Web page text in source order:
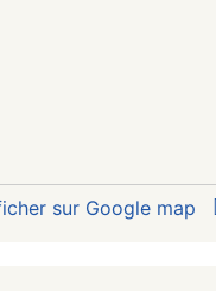
sur Google map